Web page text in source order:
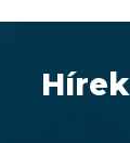
Hírek